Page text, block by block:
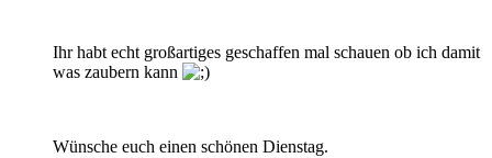
Ihr habt echt großartiges geschaffen mal schauen ob ich damit
was zaubern kann
Wünsche euch einen schönen Dienstag.